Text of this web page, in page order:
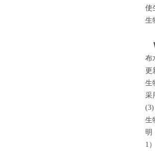
使
生
布
更
生
采
生
明
1